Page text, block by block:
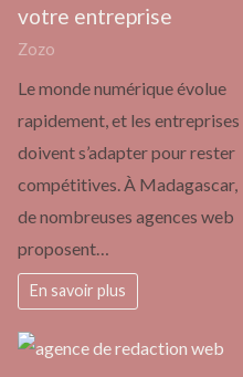
votre entreprise
Zozo
Le monde numérique évolue
rapidement, et les entreprises
doivent s’adapter pour rester
compétitives. À Madagascar,
de nombreuses agences web
proposent…
En savoir plus